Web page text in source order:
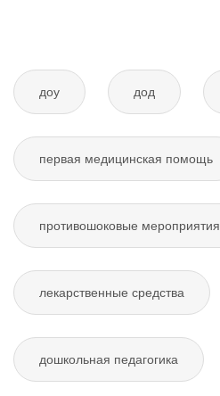
доу дод
первая медицинская помощь
противошоковые мероприятия
лекарственные средства
дошкольная педагогика